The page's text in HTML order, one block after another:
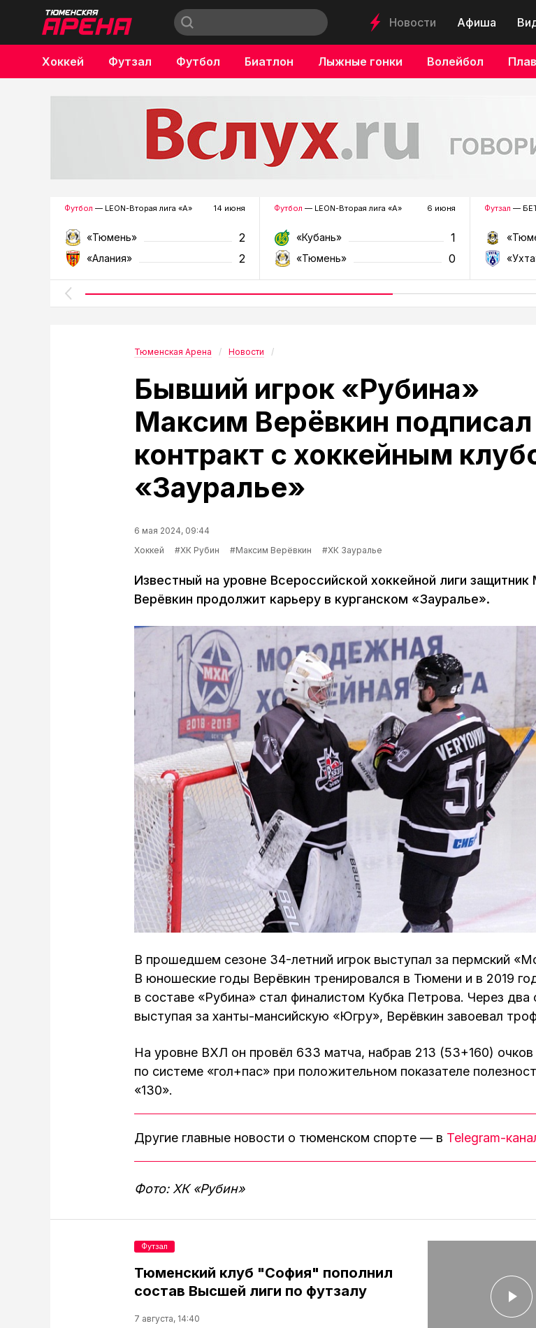
Новости Афиша
Хоккей Футзал Футбол Биатлон Лыжные гонки Волейбол
Бокс
Футбол — LEON-Вторая лига «А» 14 июня
«Тюмень» 2
«Алания» 2
Футбол — LEON-Вторая лига «А» 6 июня
«Кубань» 1
«Тюмень» 0
Футзал —
Тюменская Арена Новости
Бывший игрок «Рубина»
Максим Верёвкин подписал
контракт с хоккейным
«Зауралье»
6 мая 2024, 09:44
Хоккей
#ХК Рубин #Максим Верёвкин #ХК Зауралье
Известный на уровне Всероссийской хоккейной лиги
Верёвкин продолжит карьеру в курганском «Зауралье».
В прошедшем сезоне 34-летний игрок выступал за пермский
В юношеские годы Верёвкин тренировался в Тюмени и в 2019
в составе «Рубина» стал финалистом Кубка Петрова. Через два
выступая за ханты-мансийскую «Югру», Верёвкин завоевал
На уровне ВХЛ он провёл 633 матча, набрав 213 (53+160) очков
по системе «гол+пас» при положительном показателе
«130».
Другие главные новости о тюменском спорте — в Telegram-
Фото: ХК «Рубин»
Тюменский клуб "София" пополнил
состав Высшей лиги по футзалу
7 августа, 14:40
Футзал